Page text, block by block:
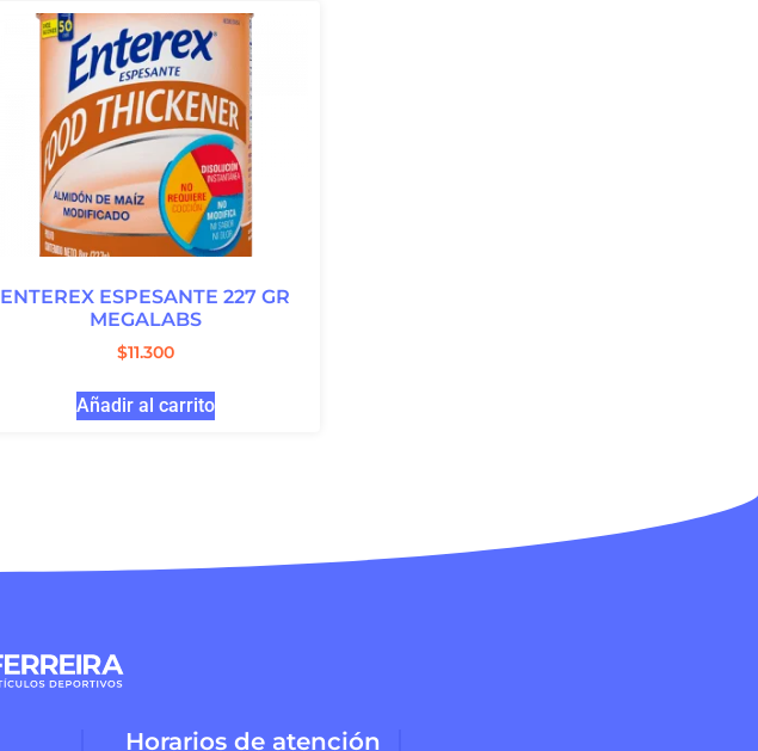
ENTEREX ESPESANTE 227 GR
MEGALABS
$11.300
Añadir al carrito
Horarios de atención